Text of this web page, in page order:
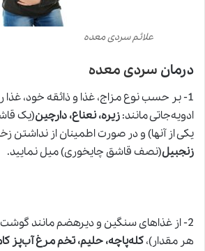
علائم سردی معده
درمان سردی معده
1- بر حسب نوع مزاج، غذا و ذائقه خود، غذا
ادویه‌جاتی مانند:‌زیره، نعناع، دارچین(یک
یکی از آنها) و در صورت اطمینان از نداشتن
زنجبیل(نصف قاشق چایخوری) میل نمایید.
2- از غذاهای سنگین و دیرهضم مانند
هر مقدار)،کله‌پاچه، حلیم، تخم مرغ آب‌پز